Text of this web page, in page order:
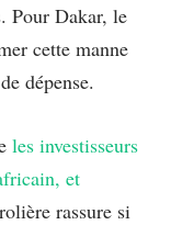
Pour Dakar, le
cette manne
dépense.
les investisseurs
et
rassure si